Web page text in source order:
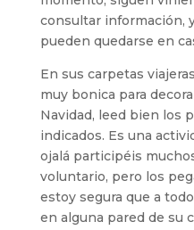
consultar información,
pueden quedarse en
En sus carpetas
muy bonica para
Navidad, leed bien los
indicados. Es una
ojalá participéis
voluntario, pero los
estoy segura que a
en alguna pared de su